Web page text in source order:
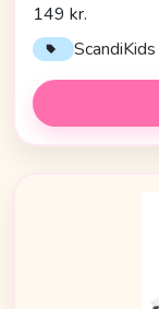
149 kr.
ScandiKids